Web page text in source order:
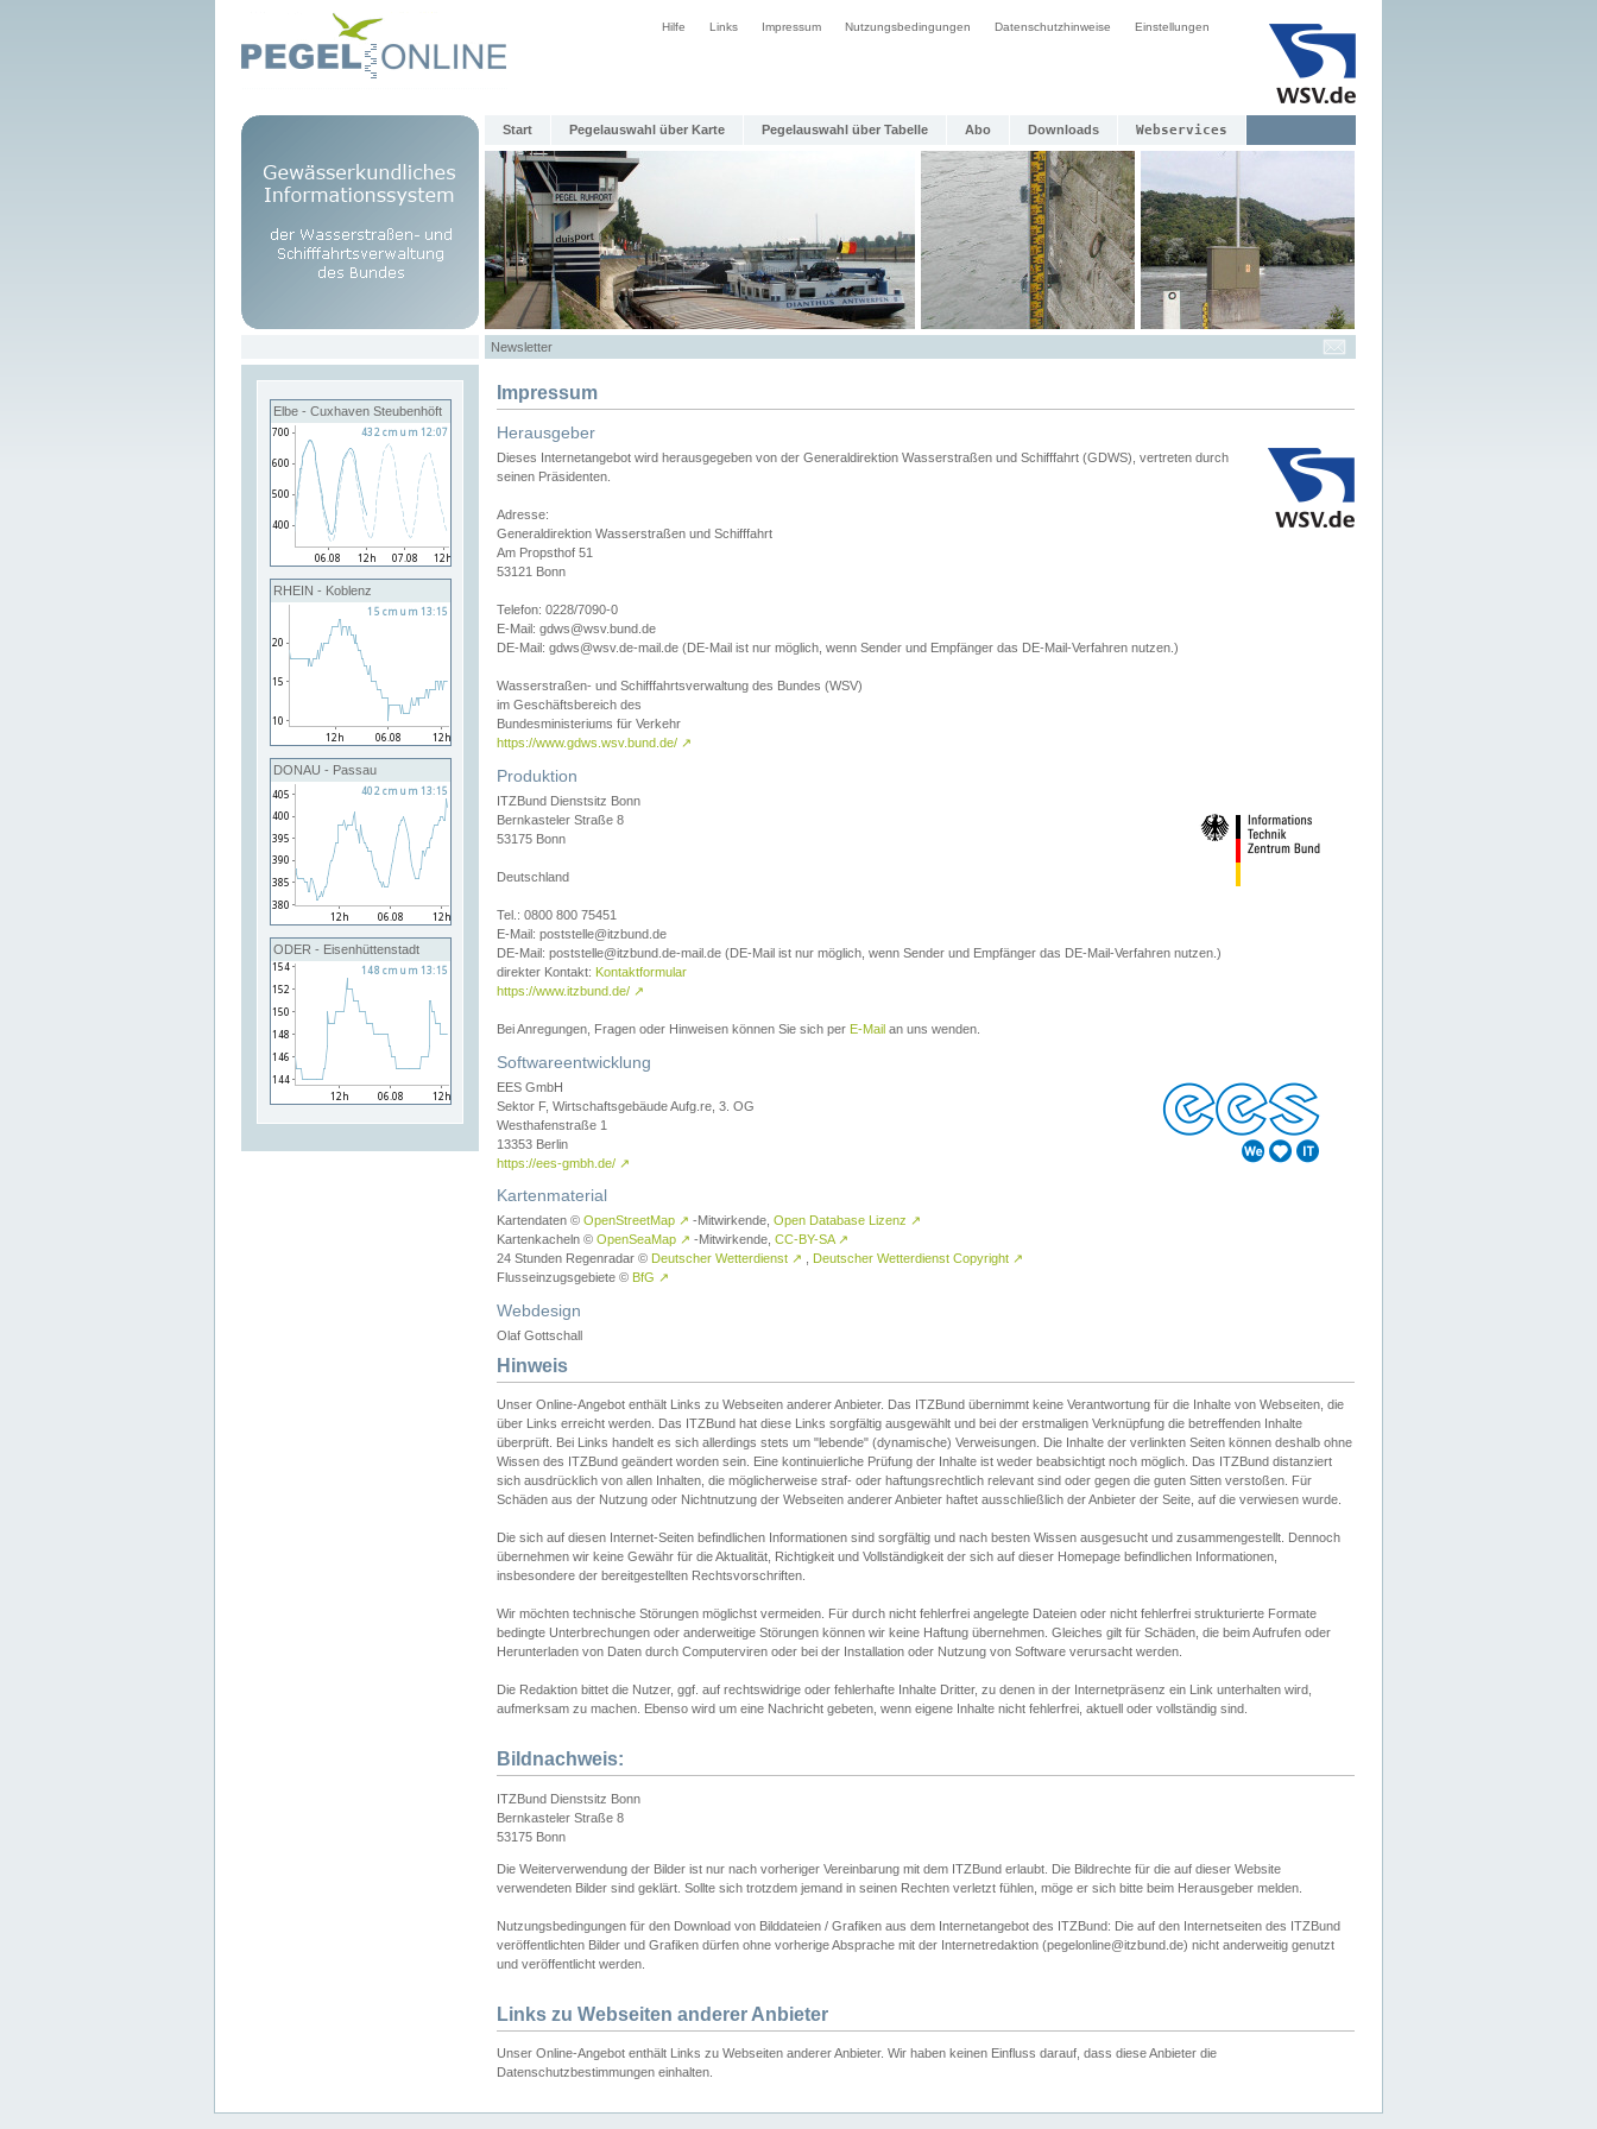
Hilfe Links Impressum Nutzungsbedingungen Datenschutzhinweise Einstellungen
Start Pegelauswahl über Karte Pegelauswahl über Tabelle Abo Downloads Webservices
Newsletter
Elbe - Cuxhaven Steubenhöft
RHEIN - Koblenz
DONAU - Passau
ODER - Eisenhüttenstadt
Impressum
Herausgeber
Dieses Internetangebot wird herausgegeben von der Generaldirektion Wasserstraßen und Schifffahrt (GDWS), vertreten durch
seinen Präsidenten.
Adresse:
Generaldirektion Wasserstraßen und Schifffahrt
Am Propsthof 51
53121 Bonn
Telefon: 0228/7090-0
E-Mail: gdws@wsv.bund.de
DE-Mail: gdws@wsv.de-mail.de (DE-Mail ist nur möglich, wenn Sender und Empfänger das DE-Mail-Verfahren nutzen.)
Wasserstraßen- und Schifffahrtsverwaltung des Bundes (WSV)
im Geschäftsbereich des
Bundesministeriums für Verkehr
https://www.gdws.wsv.bund.de/ ↗
Produktion
ITZBund Dienstsitz Bonn
Bernkasteler Straße 8
53175 Bonn
Deutschland
Tel.: 0800 800 75451
E-Mail: poststelle@itzbund.de
DE-Mail: poststelle@itzbund.de-mail.de (DE-Mail ist nur möglich, wenn Sender und Empfänger das DE-Mail-Verfahren nutzen.)
direkter Kontakt: Kontaktformular
https://www.itzbund.de/ ↗
Bei Anregungen, Fragen oder Hinweisen können Sie sich per E-Mail an uns wenden.
Softwareentwicklung
EES GmbH
Sektor F, Wirtschaftsgebäude Aufg.re, 3. OG
Westhafenstraße 1
13353 Berlin
https://ees-gmbh.de/ ↗
Kartenmaterial
Kartendaten © OpenStreetMap ↗ -Mitwirkende, Open Database Lizenz ↗
Kartenkacheln © OpenSeaMap ↗ -Mitwirkende, CC-BY-SA ↗
24 Stunden Regenradar © Deutscher Wetterdienst ↗ Deutscher Wetterdienst Copyright ↗
Flusseinzugsgebiete © BfG ↗
Webdesign
Olaf Gottschall
Hinweis
Unser Online-Angebot enthält Links zu Webseiten anderer Anbieter. Das ITZBund übernimmt keine Verantwortung für die Inhalte von Webseiten, die
über Links erreicht werden. Das ITZBund hat diese Links sorgfältig ausgewählt und bei der erstmaligen Verknüpfung die betreffenden Inhalte
überprüft. Bei Links handelt es sich allerdings stets um "lebende" (dynamische) Verweisungen. Die Inhalte der verlinkten Seiten können deshalb ohne
Wissen des ITZBund geändert worden sein. Eine kontinuierliche Prüfung der Inhalte ist weder beabsichtigt noch möglich. Das ITZBund distanziert
sich ausdrücklich von allen Inhalten, die möglicherweise straf- oder haftungsrechtlich relevant sind oder gegen die guten Sitten verstoßen. Für
Schäden aus der Nutzung oder Nichtnutzung der Webseiten anderer Anbieter haftet ausschließlich der Anbieter der Seite, auf die verwiesen wurde.
Die sich auf diesen Internet-Seiten befindlichen Informationen sind sorgfältig und nach besten Wissen ausgesucht und zusammengestellt. Dennoch
übernehmen wir keine Gewähr für die Aktualität, Richtigkeit und Vollständigkeit der sich auf dieser Homepage befindlichen Informationen,
insbesondere der bereitgestellten Rechtsvorschriften.
Wir möchten technische Störungen möglichst vermeiden. Für durch nicht fehlerfrei angelegte Dateien oder nicht fehlerfrei strukturierte Formate
bedingte Unterbrechungen oder anderweitige Störungen können wir keine Haftung übernehmen. Gleiches gilt für Schäden, die beim Aufrufen oder
Herunterladen von Daten durch Computerviren oder bei der Installation oder Nutzung von Software verursacht werden.
Die Redaktion bittet die Nutzer, ggf. auf rechtswidrige oder fehlerhafte Inhalte Dritter, zu denen in der Internetpräsenz ein Link unterhalten wird,
aufmerksam zu machen. Ebenso wird um eine Nachricht gebeten, wenn eigene Inhalte nicht fehlerfrei, aktuell oder vollständig sind.
Bildnachweis:
ITZBund Dienstsitz Bonn
Bernkasteler Straße 8
53175 Bonn
Die Weiterverwendung der Bilder ist nur nach vorheriger Vereinbarung mit dem ITZBund erlaubt. Die Bildrechte für die auf dieser Website
verwendeten Bilder sind geklärt. Sollte sich trotzdem jemand in seinen Rechten verletzt fühlen, möge er sich bitte beim Herausgeber melden.
Nutzungsbedingungen für den Download von Bilddateien / Grafiken aus dem Internetangebot des ITZBund: Die auf den Internetseiten des ITZBund
veröffentlichten Bilder und Grafiken dürfen ohne vorherige Absprache mit der Internetredaktion (pegelonline@itzbund.de) nicht anderweitig genutzt
und veröffentlicht werden.
Links zu Webseiten anderer Anbieter
Unser Online-Angebot enthält Links zu Webseiten anderer Anbieter. Wir haben keinen Einfluss darauf, dass diese Anbieter die
Datenschutzbestimmungen einhalten.